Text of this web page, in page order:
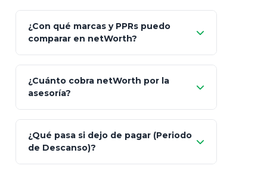
¿Con qué marcas y PPRs puedo
comparar en netWorth?
¿Cuánto cobra netWorth por la
asesoría?
¿Qué pasa si dejo de pagar (Periodo
de Descanso)?